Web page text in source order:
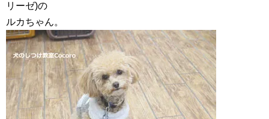
リーゼ)の
ルカちゃん。